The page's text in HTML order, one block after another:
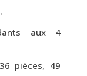
aux 4
pièces, 49